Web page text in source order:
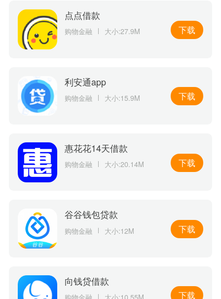
点点借款
购物金融 大小:27.9M 下载
利安通app
购物金融 大小:15.9M 下载
惠花花14天借款
购物金融 大小:20.14M 下载
谷谷钱包贷款
购物金融 大小:12M 下载
向钱贷借款
购物金融 大小:10.55M 下载